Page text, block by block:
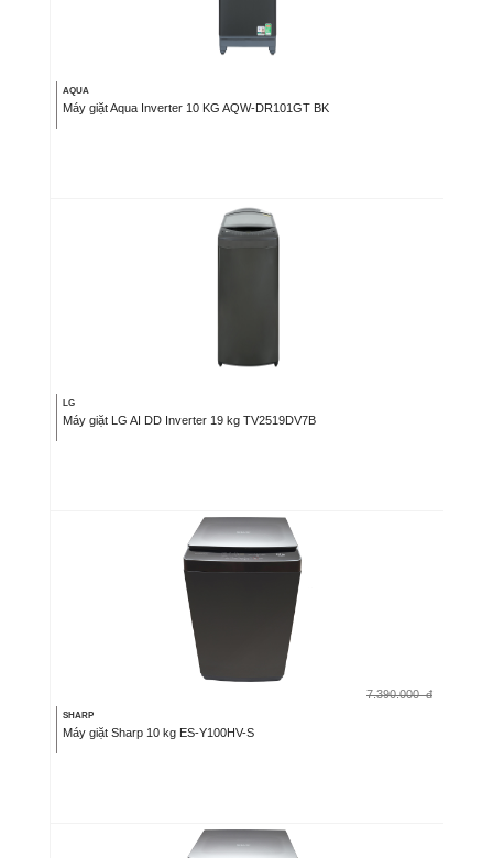
AQUA
Máy giặt Aqua Inverter 10 KG AQW-DR101GT BK
LG
Máy giặt LG AI DD Inverter 19 kg TV2519DV7B
7.390.000 đ
SHARP
Máy giặt Sharp 10 kg ES-Y100HV-S